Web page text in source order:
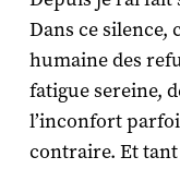
Dans ce silence,
humaine des
fatigue sereine,
l’inconfort
contraire. Et tant